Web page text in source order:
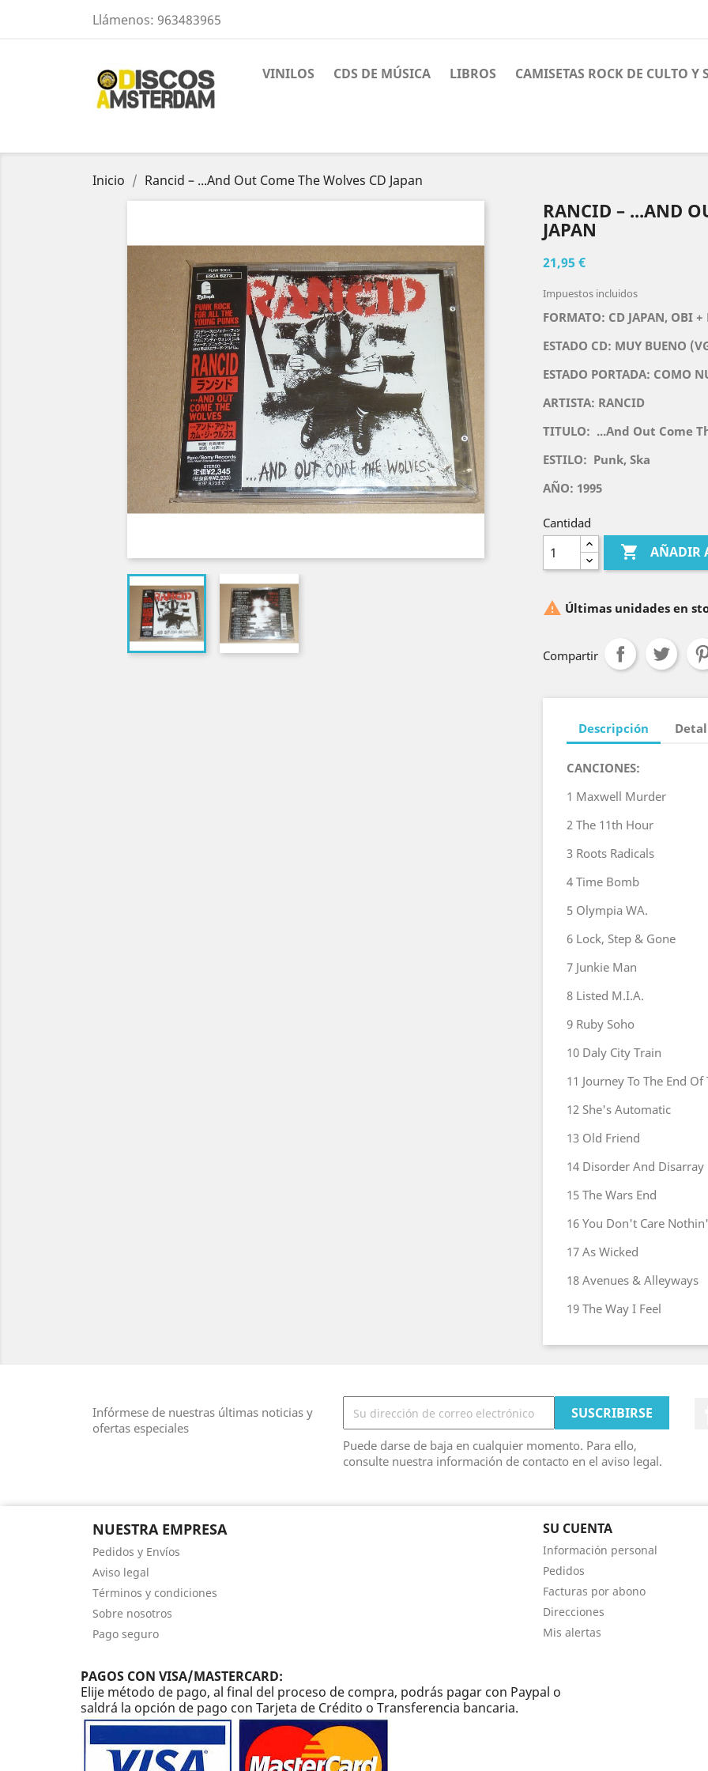
Llámenos: 963483965
VINILOS CDS DE MÚSICA LIBROS CAMISETAS ROCK DE CULTO Y
Inicio Rancid – ...And Out Come The Wolves CD Japan
RANCID – ...AND
JAPAN
21,95 €
Impuestos incluidos
FORMATO: CD JAPAN, OBI +
ESTADO CD: MUY BUENO
ESTADO PORTADA: COMO
ARTISTA: RANCID
TITULO: ...And Out Come
ESTILO: Punk, Ska
AÑO: 1995
Cantidad
 AÑADIR
 Últimas unidades en
Compartir
Descripción
CANCIONES:
1 Maxwell Murder
2 The 11th Hour
3 Roots Radicals
4 Time Bomb
5 Olympia WA.
6 Lock, Step & Gone
7 Junkie Man
8 Listed M.I.A.
9 Ruby Soho
10 Daly City Train
11 Journey To The End Of
12 She's Automatic
13 Old Friend
14 Disorder And Disarray
15 The Wars End
16 You Don't Care Nothin'
17 As Wicked
18 Avenues & Alleyways
19 The Way I Feel
Infórmese de nuestras últimas noticias y
ofertas especiales
Puede darse de baja en cualquier momento. Para ello,
consulte nuestra información de contacto en el aviso legal.
NUESTRA EMPRESA
Pedidos y Envíos
Aviso legal
Términos y condiciones
Sobre nosotros
Pago seguro
SU CUENTA
Información personal
Pedidos
Facturas por abono
Direcciones
Mis alertas
PAGOS CON VISA/MASTERCARD:
Elije método de pago, al final del proceso de compra, podrás pagar con Paypal o
saldrá la opción de pago con Tarjeta de Crédito o Transferencia bancaria.